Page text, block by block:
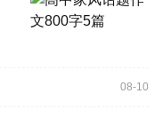
08-10